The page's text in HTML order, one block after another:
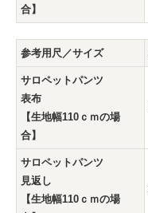
合】
参考用尺／サイズ
サロペットパンツ
表布
【生地幅110ｃｍの場
合】
サロペットパンツ
見返し
【生地幅110ｃｍの場